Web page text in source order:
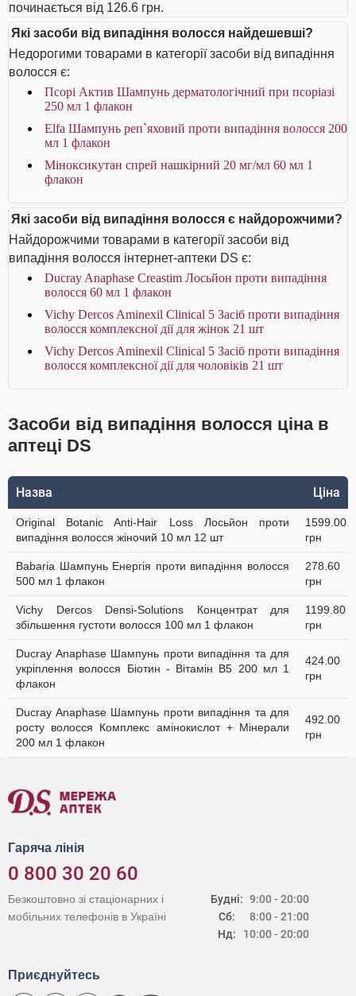
починається від 126.6 грн.
Які засоби від випадіння волосся найдешевші?
Недорогими товарами в категорії засоби від випадіння
волосся є:
Псорі Актив Шампунь дерматологічний при псоріазі
250 мл 1 флакон
Elfa Шампунь реп`яховий проти випадіння волосся 200
мл 1 флакон
Міноксикутан спрей нашкірний 20 мг/мл 60 мл 1
флакон
Які засоби від випадіння волосся є найдорожчими?
Найдорожчими товарами в категорії засоби від
випадіння волосся інтернет-аптеки DS є:
Ducray Anaphase Creastim Лосьйон проти випадіння
волосся 60 мл 1 флакон
Vichy Dercos Aminexil Clinical 5 Засіб проти випадіння
волосся комплексної дії для жінок 21 шт
Vichy Dercos Aminexil Clinical 5 Засіб проти випадіння
волосся комплексної дії для чоловіків 21 шт
Засоби від випадіння волосся ціна в
аптеці DS
Назва Ціна
Original Botanic Anti-Hair Loss Лосьйон проти
випадіння волосся жіночий 10 мл 12 шт
1599.00
грн
Babaria Шампунь Енергія проти випадіння волосся
500 мл 1 флакон
278.60
грн
Vichy Dercos Densi-Solutions Концентрат для
збільшення густоти волосся 100 мл 1 флакон
1199.80
грн
Ducray Anaphase Шампунь проти випадіння та для
укріплення волосся Біотин - Вітамін В5 200 мл 1
флакон
424.00
грн
Ducray Anaphase Шампунь проти випадіння та для
росту волосся Комплекс амінокислот + Мінерали
200 мл 1 флакон
492.00
грн
Гаряча лінія
0 800 30 20 60
Будні:
Сб:
Нд:
9:00 - 20:00
8:00 - 21:00
10:00 - 20:00
Безкоштовно зі стаціонарних і
мобільних телефонів в Україні
Приєднуйтесь